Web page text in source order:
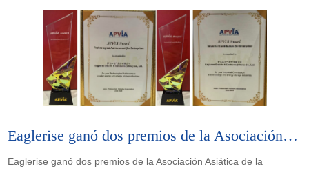
Eaglerise ganó dos premios de la Asociación Asiática de la Industria Fotovoltaica (APVIA).
Eaglerise ganó dos premios de la Asociación Asiática de la